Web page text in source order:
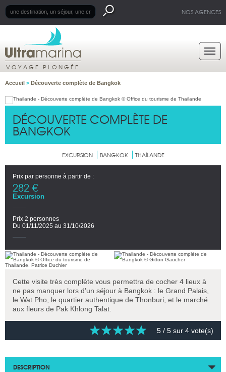
NOS AGENCES
VOYAGE PLONGÉE
Accueil > Découverte complète de Bangkok
DÉCOUVERTE COMPLÈTE DE
BANGKOK
EXCURSION BANGKOK THAÏLANDE
Prix par personne à partir de :
282 €
Excursion
Prix 2 personnes
Du 01/11/2025 au 31/10/2026
Cette visite très complète vous permettra de cocher 4 lieux à
ne pas manquer lors d’un séjour à Bangkok : le Grand Palais,
le Wat Pho, le quartier authentique de Thonburi, et le marché
aux fleurs de Pak Khlong Talat.
5 / 5 sur 4 vote(s)
DESCRIPTION